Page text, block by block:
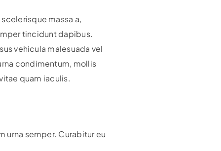
massa a,
tincidunt dapibus.
vehicula malesuada vel
condimentum, mollis
quam iaculis.
urna semper. Curabitur eu